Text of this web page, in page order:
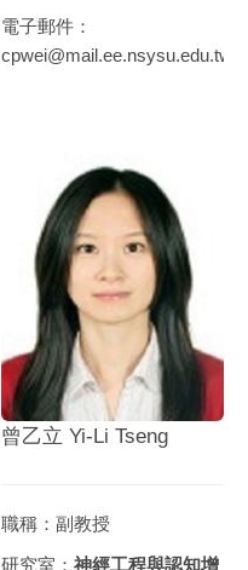
電子郵件：
cpwei@mail.ee.nsysu.edu.tw
曾乙立 Yi-Li Tseng
職稱：副教授
研究室： 神經工程與認知增